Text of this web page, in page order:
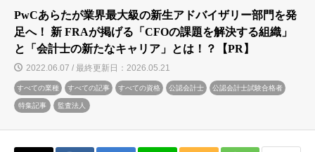
PwCあらたが業界最大級の新生アドバイザリー部門を発
足へ！ 新 FRAが掲げる「CFOの課題を解決する組織」
と「会計士の新たなキャリア」とは！？【PR】
2022.06.07 / 最終更新日：2026.05.21
すべての業種 すべての記事 すべての資格 公認会計士 公認会計士試験合格者
特集記事 監査法人